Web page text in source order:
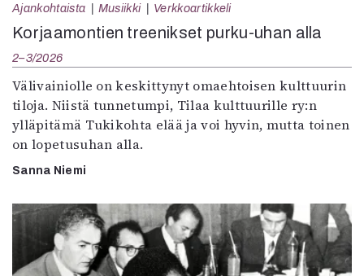
Ajankohtaista Musiikki Verkkoartikkeli
Korjaamontien treenikset purku-uhan alla
2–3/2026
Välivainiolle on keskittynyt omaehtoisen kulttuurin
tiloja. Niistä tunnetumpi, Tilaa kulttuurille ry:n
ylläpitämä Tukikohta elää ja voi hyvin, mutta toinen
on lopetusuhan alla.
Sanna Niemi